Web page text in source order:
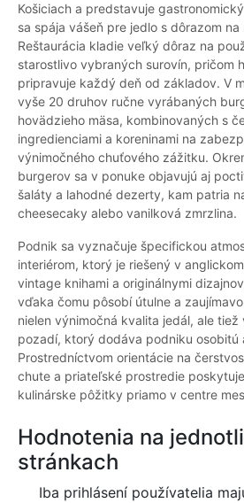
Košiciach a predstavuje
sa spája vášeň pre jedlo s dôrazom na
Reštaurácia kladie veľký dôraz na
starostlivo vybraných surovín, pričom
pripravuje každý deň od základov. V
vyše 20 druhov ručne vyrábaných
hovädzieho mäsa, kombinovaných s
ingredienciami a koreninami na
výnimočného chuťového zážitku.
burgerov sa v ponuke objavujú aj
šaláty a lahodné dezerty, kam patria
cheesecaky alebo vanilková zmrzlina.
Podnik sa vyznačuje špecifickou
interiérom, ktorý je riešený v
vintage knihami a originálnymi
vďaka čomu pôsobí útulne a
nielen výnimočná kvalita jedál, ale
pozadí, ktorý dodáva podniku osobitú
Prostredníctvom orientácie na
chute a priateľské prostredie
kulinárske pôžitky priamo v centre
Hodnotenia na
stránkach
Iba prihlásení používatelia